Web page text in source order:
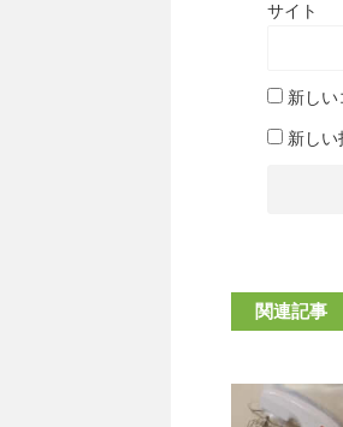
サイト
新しい
新しい
関連記事